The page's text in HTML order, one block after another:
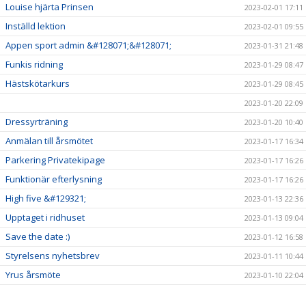
Louise hjärta Prinsen 2023-02-01 17:11
Inställd lektion 2023-02-01 09:55
Appen sport admin &#128071;&#128071; 2023-01-31 21:48
Funkis ridning 2023-01-29 08:47
Hästskötarkurs
2023-01-29 08:45
2023-01-20 22:09
Dressyrträning 2023-01-20 10:40
Anmälan till årsmötet 2023-01-17 16:34
Parkering Privatekipage 2023-01-17 16:26
Funktionär efterlysning 2023-01-17 16:26
High five &#129321; 2023-01-13 22:36
Upptaget i ridhuset 2023-01-13 09:04
Save the date :) 2023-01-12 16:58
Styrelsens nyhetsbrev 2023-01-11 10:44
Yrus årsmöte 2023-01-10 22:04